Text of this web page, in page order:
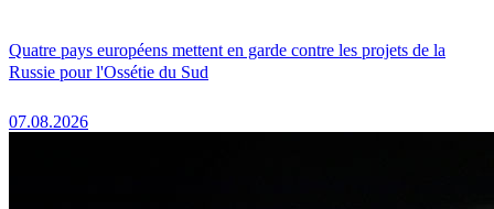
Quatre pays européens mettent en garde contre les projets de la
Russie pour l'Ossétie du Sud
07.08.2026